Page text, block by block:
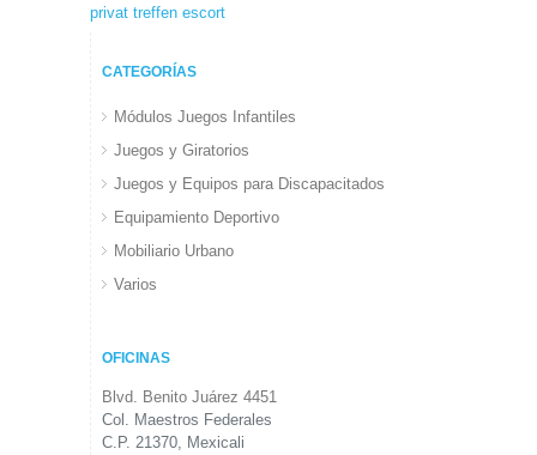
privat treffen escort
CATEGORÍAS
Módulos Juegos Infantiles
Juegos y Giratorios
Juegos y Equipos para Discapacitados
Equipamiento Deportivo
Mobiliario Urbano
Varios
OFICINAS
Blvd. Benito Juárez 4451
Col. Maestros Federales
C.P. 21370, Mexicali